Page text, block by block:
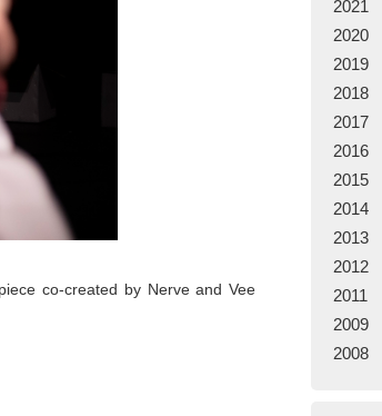
co-created by Nerve and Vee
2021
2020
2019
2018
2017
2016
2015
2014
2013
2012
2011
2009
2008